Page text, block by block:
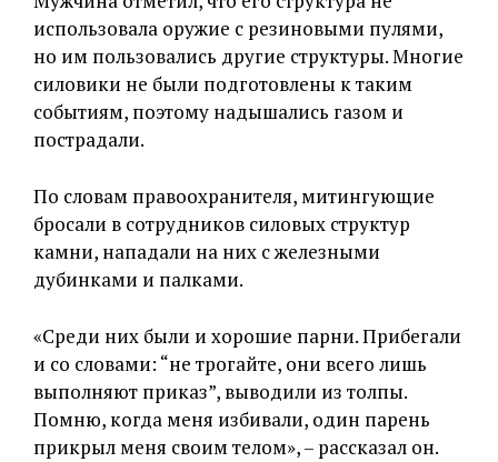
использовала оружие с резиновыми пулями,
но им пользовались другие структуры. Многие
силовики не были подготовлены к таким
событиям, поэтому надышались газом и
пострадали.
По словам правоохранителя, митингующие
бросали в сотрудников силовых структур
камни, нападали на них с железными
дубинками и палками.
«Среди них были и хорошие парни. Прибегали
и со словами: “не трогайте, они всего лишь
выполняют приказ”, выводили из толпы.
Помню, когда меня избивали, один парень
прикрыл меня своим телом», – рассказал он.